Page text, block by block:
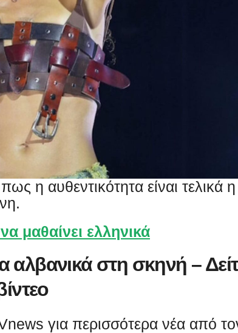
η αυθεντικότητα είναι τελικά η
μαθαίνει ελληνικά
αλβανικά στη σκηνή –
για περισσότερα νέα από